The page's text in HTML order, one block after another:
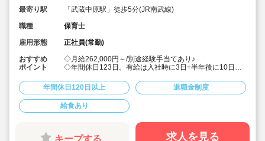
最寄り駅
「武蔵中原駅」徒歩5分(JR南武線)
職種
保育士
雇用形態
正社員(常勤)
おすすめ
ポイント
◇月給262,000円～/別途経験手当てあり♪
◇年間休日123日。有給は入社時に3日+半年後に10日付
◇借り上げ社宅制度あり！(敷金礼金なし)
◇介護休暇・産前産後休暇・育児休暇の取得率100％！
復帰率も83％♪
◇男性保育士も数多く活躍中の法人です！
どもたち一人ひとりに寄り添う保育を行っています。
◇各種研修を無理なく実施しているので、ブランクある
年間休日120日以上 退職金制度
給食あり
キープする 求人を見る